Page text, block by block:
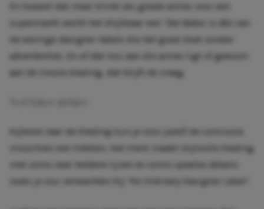
En hoewel dat meer klinkt als goede acties voor een
supermarkt werkt het blijkbaar wel. Ted Baker is één van
de weinige designer labels die het goed doet zonder
advertenties. En of dat nou aan die acties ligt of gewoon
aan de mooie kleding, dat blijft de vraag.
Kijkend naar de kleding kun je voor jezelf de conclusie
misschien wel trekken. Het merk maakt stijlvolle kleding
met soms zeer heldere lijnen en soms speelse details
zoals je zou verwachten bij ‘No Ordinary Designer Label’.